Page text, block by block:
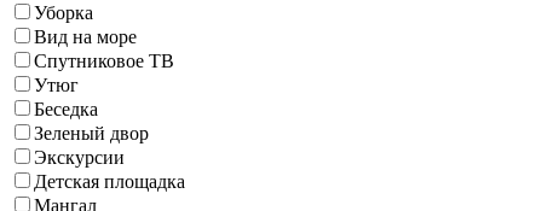
Уборка
Вид на море
Спутниковое ТВ
Утюг
Беседка
Зеленый двор
Экскурсии
Детская площадка
Мангал